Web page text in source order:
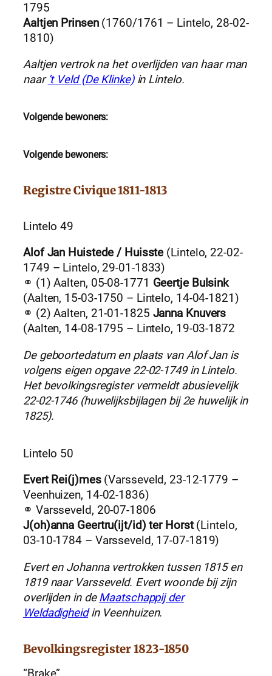
1795
Aaltjen Prinsen(1760/1761 – Lintelo, 28-02-
1810)
Aaltjen vertrok na het overlijden van haar man
naar ’t Veld (De Klinke)in Lintelo.
Volgende bewoners:
Volgende bewoners:
Registre Civique 1811-1813
Lintelo 49
Alof Jan Huistede / Huisste(Lintelo, 22-02-
1749 – Lintelo, 29-01-1833)
⚭ (1) Aalten, 05-08-1771 Geertje Bulsink
(Aalten, 15-03-1750 – Lintelo, 14-04-1821)
⚭ (2) Aalten, 21-01-1825 Janna Knuvers
(Aalten, 14-08-1795 – Lintelo, 19-03-1872
De geboortedatum en plaats van Alof Jan is
volgens eigen opgave 22-02-1749 in Lintelo.
Het bevolkingsregister vermeldt abusievelijk
22-02-1746 (huwelijksbijlagen bij 2e huwelijk in
1825).
Lintelo 50
Evert Rei(j)mes(Varsseveld, 23-12-1779 –
Veenhuizen, 14-02-1836)
⚭ Varsseveld, 20-07-1806
J(oh)anna Geertru(ijt/id) ter Horst(Lintelo,
03-10-1784 – Varsseveld, 17-07-1819)
Evert en Johanna vertrokken tussen 1815 en
1819 naar Varsseveld. Evert woonde bij zijn
overlijden in deMaatschappij der
Weldadigheidin Veenhuizen.
Bevolkingsregister 1823-1850